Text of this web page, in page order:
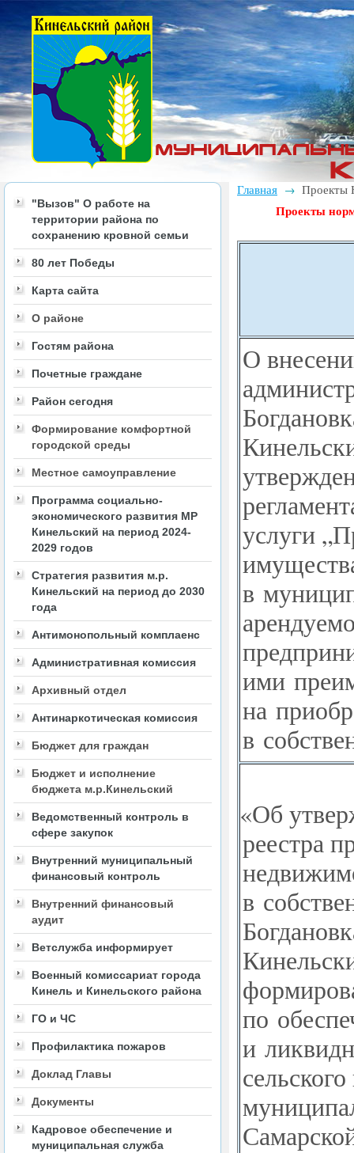
"Вызов" О работе на
территории района по
сохранению кровной семьи
80 лет Победы
Карта сайта
О районе
Гостям района
Почетные граждане
Район сегодня
Формирование комфортной
городской среды
Местное самоуправление
Программа социально-
экономического развития МР
Кинельский на период 2024-
2029 годов
Стратегия развития м.р.
Кинельский на период до 2030
года
Антимонопольный комплаенс
Административная комиссия
Архивный отдел
Антинаркотическая комиссия
Бюджет для граждан
Бюджет и исполнение
бюджета м.р.Кинельский
Ведомственный контроль в
сфере закупок
Внутренний муниципальный
финансовый контроль
Внутренний финансовый
аудит
Ветслужба информирует
Военный комиссариат города
Кинель и Кинельского района
ГО и ЧС
Профилактика пожаров
Доклад Главы
Документы
Кадровое обеспечение и
муниципальная служба
Главная → Проекты
Проекты
О
услуги
в
ими
на
в
«Об
реестра
в
по
и